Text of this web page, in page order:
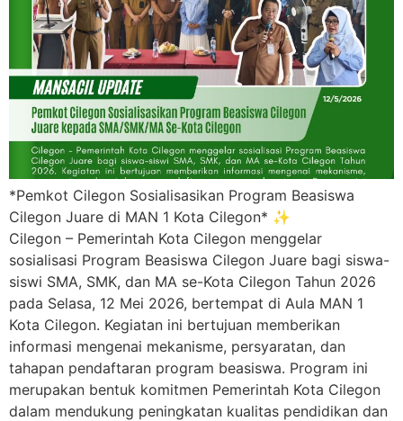
*Pemkot Cilegon Sosialisasikan Program Beasiswa
Cilegon Juare di MAN 1 Kota Cilegon* ✨
Cilegon – Pemerintah Kota Cilegon menggelar
sosialisasi Program Beasiswa Cilegon Juare bagi siswa-
siswi SMA, SMK, dan MA se-Kota Cilegon Tahun 2026
pada Selasa, 12 Mei 2026, bertempat di Aula MAN 1
Kota Cilegon. Kegiatan ini bertujuan memberikan
informasi mengenai mekanisme, persyaratan, dan
tahapan pendaftaran program beasiswa. Program ini
merupakan bentuk komitmen Pemerintah Kota Cilegon
dalam mendukung peningkatan kualitas pendidikan dan